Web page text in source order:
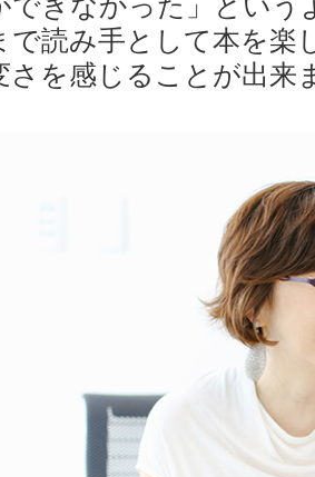
できなかった」という
で読み手として本を楽
さを感じることが出来